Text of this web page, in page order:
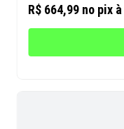
R$ 664,99 no pix